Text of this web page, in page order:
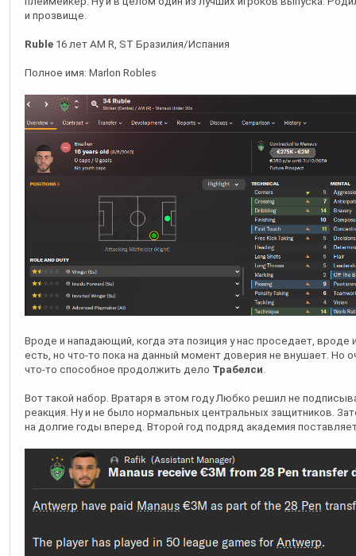
Полное имя: Marlon Robles
Вроде и нападающий, когда эта позиция у нас проседает,
есть, но что-то пока на данный момент доверия не внушает. Но
что-то способное продолжить делоТрабелси.
Вот такой набор. Вратаря в этом году Любко решил не
реакция. Ну и не было нормальных центральных защитников.
на долгие годы вперед. Второй год подряд академия
нам упало еще3 миллиона в зачет миллиарда.